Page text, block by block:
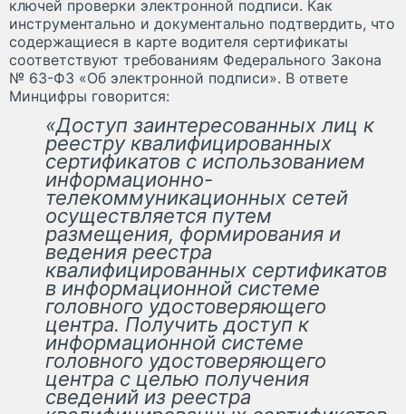
ключей проверки электронной подписи. Как
инструментально и документально подтвердить, что
содержащиеся в карте водителя сертификаты
соответствуют требованиям Федерального Закона
№ 63-ФЗ «Об электронной подписи». В ответе
Минцифры говорится:
«Доступ заинтересованных лиц к
реестру квалифицированных
сертификатов с использованием
информационно-
телекоммуникационных сетей
осуществляется путем
размещения, формирования и
ведения реестра
квалифицированных сертификатов
в информационной системе
головного удостоверяющего
центра. Получить доступ к
информационной системе
головного удостоверяющего
центра с целью получения
сведений из реестра